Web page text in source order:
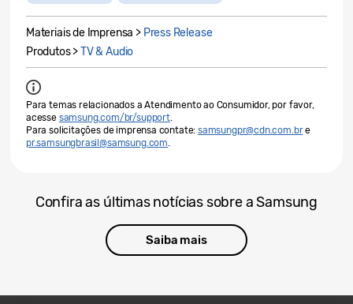
Materiais de Imprensa > Press Release
Produtos >TV & Audio
Para temas relacionados a Atendimento ao Consumidor, por favor,
acesse samsung.com/br/support.
Para solicitações de imprensa contate: samsungpr@cdn.com.bre
pr.samsungbrasil@samsung.com.
Confira as últimas notícias sobre a Samsung
Saiba mais